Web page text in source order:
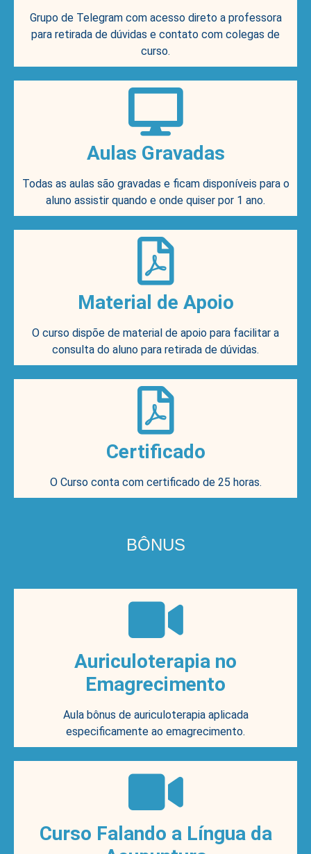
Grupo de Telegram com acesso direto a professora
para retirada de dúvidas e contato com colegas de
curso.
Aulas Gravadas
Todas as aulas são gravadas e ficam disponíveis para o
aluno assistir quando e onde quiser por 1 ano.
Material de Apoio
O curso dispõe de material de apoio para facilitar a
consulta do aluno para retirada de dúvidas.
Certificado
O Curso conta com certificado de 25 horas.
BÔNUS
Auriculoterapia no
Emagrecimento
Aula bônus de auriculoterapia aplicada
especificamente ao emagrecimento.
Curso Falando a Língua da